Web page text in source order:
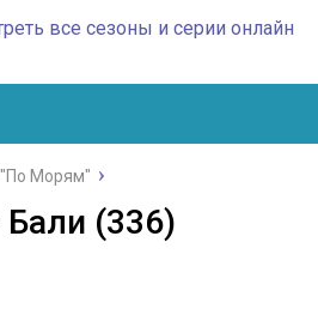
"По Морям"
(336)